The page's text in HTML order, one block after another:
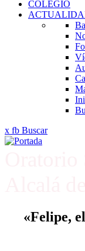
COLEGIO
x fb Buscar
«Felipe,